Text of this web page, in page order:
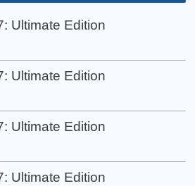
Ultimate Edition
Ultimate Edition
Ultimate Edition
Ultimate Edition